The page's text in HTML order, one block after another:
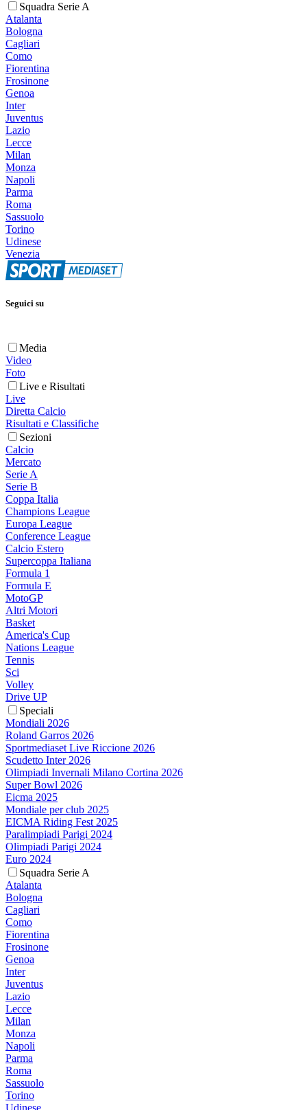
Squadra Serie A
Atalanta
Bologna
Cagliari
Como
Fiorentina
Frosinone
Genoa
Inter
Juventus
Lazio
Lecce
Milan
Monza
Napoli
Parma
Roma
Sassuolo
Torino
Udinese
Venezia
Seguici su
Media
Video
Foto
Live e Risultati
Live
Diretta Calcio
Risultati e Classifiche
Sezioni
Calcio
Mercato
Serie A
Serie B
Coppa Italia
Champions League
Europa League
Conference League
Calcio Estero
Supercoppa Italiana
Formula 1
Formula E
MotoGP
Altri Motori
Basket
America's Cup
Nations League
Tennis
Sci
Volley
Drive UP
Speciali
Mondiali 2026
Roland Garros 2026
Sportmediaset Live Riccione 2026
Scudetto Inter 2026
Olimpiadi Invernali Milano Cortina 2026
Super Bowl 2026
Eicma 2025
Mondiale per club 2025
EICMA Riding Fest 2025
Paralimpiadi Parigi 2024
Olimpiadi Parigi 2024
Euro 2024
Squadra Serie A
Atalanta
Bologna
Cagliari
Como
Fiorentina
Frosinone
Genoa
Inter
Juventus
Lazio
Lecce
Milan
Monza
Napoli
Parma
Roma
Sassuolo
Torino